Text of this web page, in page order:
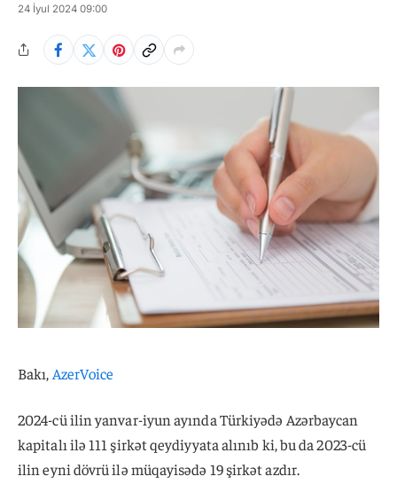
24 İyul 2024 09:00
Bakı, AzerVoice
2024-cü ilin yanvar-iyun ayında Türkiyədə Azərbaycan
kapitalı ilə 111 şirkət qeydiyyata alınıb ki, bu da 2023-cü
ilin eyni dövrü ilə müqayisədə 19 şirkət azdır.